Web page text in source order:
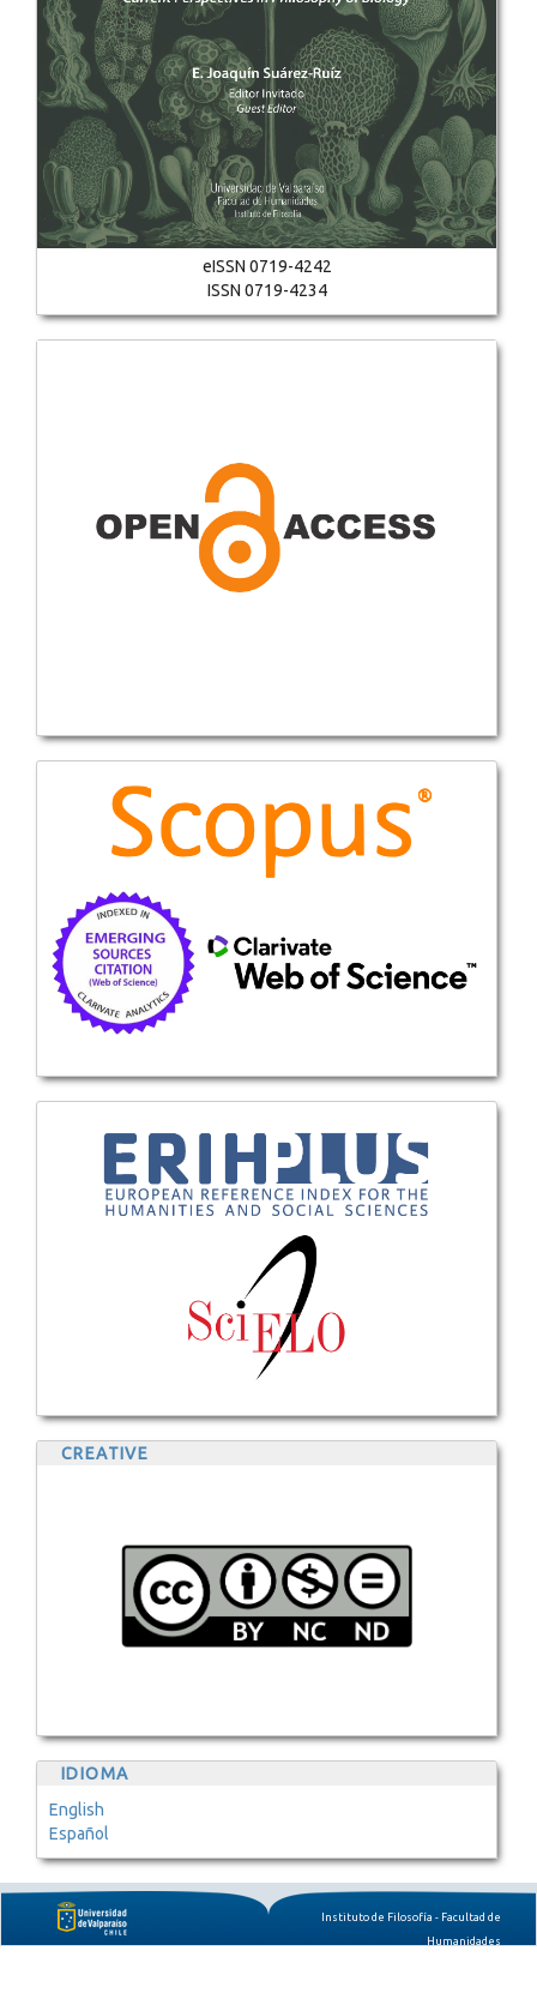
eISSN 0719-4242
ISSN 0719-4234
CREATIVE
IDIOMA
English
Español
Instituto de Filosofía - Facultad de
Humanidades